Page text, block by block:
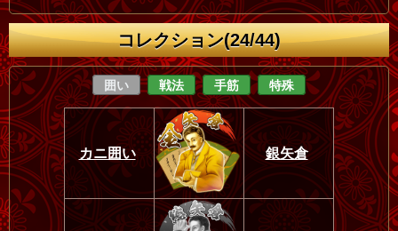
コレクション(24/44)
囲い 戦法 手筋 特殊
カニ囲い 銀矢倉